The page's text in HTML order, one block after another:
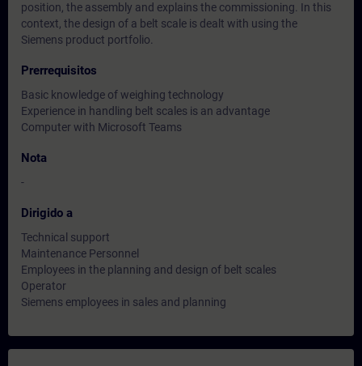
position, the assembly and explains the commissioning. In this
context, the design of a belt scale is dealt with using the
Siemens product portfolio.
Prerrequisitos
Basic knowledge of weighing technology
Experience in handling belt scales is an advantage
Computer with Microsoft Teams
Nota
-
Dirigido a
Technical support
Maintenance Personnel
Employees in the planning and design of belt scales
Operator
Siemens employees in sales and planning